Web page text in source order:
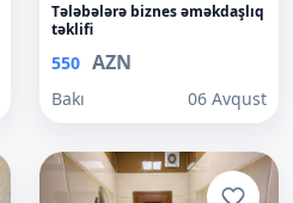
Tələbələrə biznes əməkdaşlıq
təklifi
550 AZN
Bakı 06 Avqust